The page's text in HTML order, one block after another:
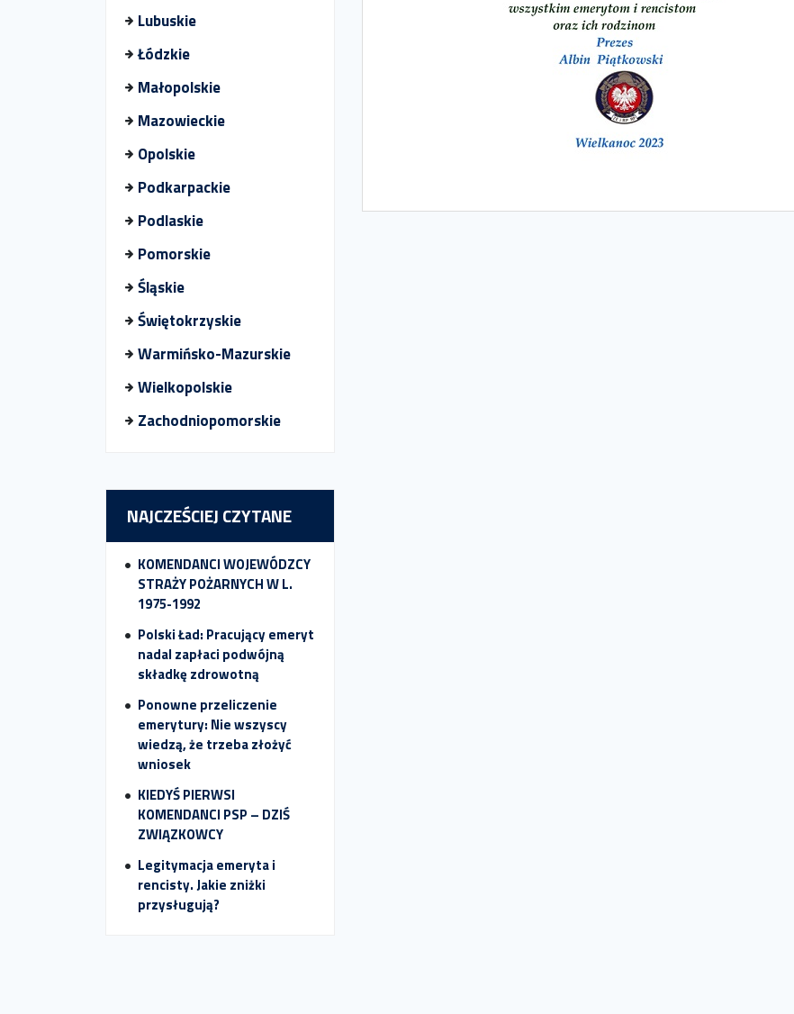
Lubuskie
Łódzkie
Małopolskie
Mazowieckie
Opolskie
Podkarpackie
Podlaskie
Pomorskie
Śląskie
Świętokrzyskie
Warmińsko-Mazurskie
Wielkopolskie
Zachodniopomorskie
NAJCZEŚCIEJ CZYTANE
KOMENDANCI WOJEWÓDZCY
STRAŻY POŻARNYCH W L.
1975-1992
Polski Ład: Pracujący emeryt
nadal zapłaci podwójną
składkę zdrowotną
Ponowne przeliczenie
emerytury: Nie wszyscy
wiedzą, że trzeba złożyć
wniosek
KIEDYŚ PIERWSI
KOMENDANCI PSP – DZIŚ
ZWIĄZKOWCY
Legitymacja emeryta i
rencisty. Jakie zniżki
przysługują?